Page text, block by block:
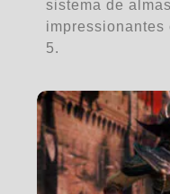
sistema de
5.